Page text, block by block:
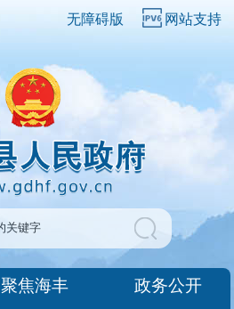
无障碍版 网站支持
聚焦海丰
政务公开